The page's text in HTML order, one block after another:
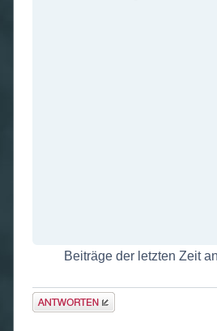
Beiträge der letzten Zeit
Antwort
erstellen